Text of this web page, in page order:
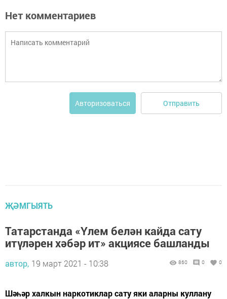
Нет комментариев
Авторизоваться Отправить
ҖӘМГЫЯТЬ
Татарстанда «Үлем белән кайда сату
итүләрен хәбәр ит» акциясе башланды
автор, 19 март 2021 - 10:38 860 0 0
Шәһәр халкын наркотиклар сату яки аларны куллану